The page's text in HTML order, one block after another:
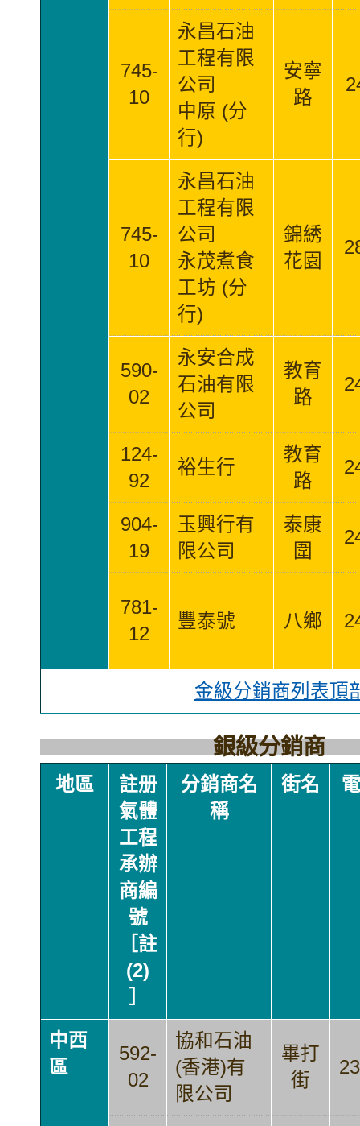
745-
10
永昌石油
工程有限
公司
中原 (分
行)
安寧
路
745-
10
永昌石油
工程有限
公司
永茂煮食
工坊 (分
行)
錦綉
花園
590-
02
永安合成
石油有限
公司
教育
路
124-
92
裕生行
教育
路
904-
19
玉興行有
限公司
泰康
圍
781-
12
豐泰號 八鄉
金級分銷商列表頂
銀級分銷商
地區
註册
氣體
工程
承辦
商編
號
［註
(2)
分銷商名
稱
街名
中西
區
592-
02
協和石油
(香港)有
限公司
畢打
街